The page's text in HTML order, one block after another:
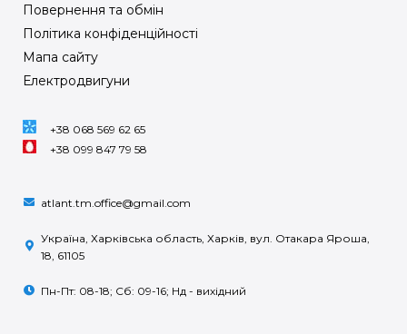
Повернення та обмін
Політика конфіденційності
Мапа сайту
Електродвигуни
+38 068 569 62 65
+38 099 847 79 58
atlant.tm.office@gmail.com
Україна, Харківська область, Харків, вул. Отакара Яроша,
18, 61105
Пн-Пт: 08-18; Сб: 09-16; Нд - вихідний